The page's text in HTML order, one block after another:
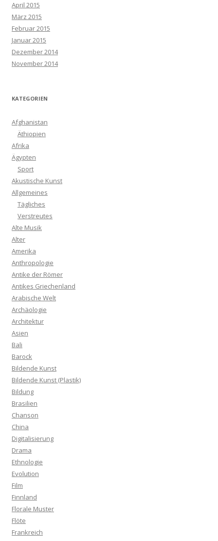
April 2015
März 2015
Februar 2015
Januar 2015
Dezember 2014
November 2014
KATEGORIEN
Afghanistan
Äthiopien
Afrika
Ägypten
Sport
Akustische Kunst
Allgemeines
Tägliches
Verstreutes
Alte Musik
Alter
Amerika
Anthropologie
Antike der Römer
Antikes Griechenland
Arabische Welt
Archäologie
Architektur
Asien
Bali
Barock
Bildende Kunst
Bildende Kunst (Plastik)
Bildung
Brasilien
Chanson
China
Digitalisierung
Drama
Ethnologie
Evolution
Film
Finnland
Florale Muster
Flöte
Frankreich